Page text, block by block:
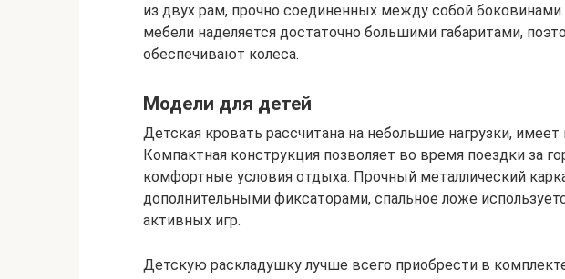
из двух рам, прочно соединенных между собой
мебели наделяется достаточно большими габаритами,
обеспечивают колеса.
Модели для детей
Детская кровать рассчитана на небольшие нагрузки,
Компактная конструкция позволяет во время поездки за
комфортные условия отдыха. Прочный металлический
дополнительными фиксаторами, спальное ложе
активных игр.
Детскую раскладушку лучше всего приобрести в